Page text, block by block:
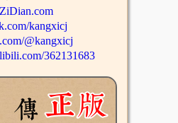
kangxicj
@kangxicj
362131683